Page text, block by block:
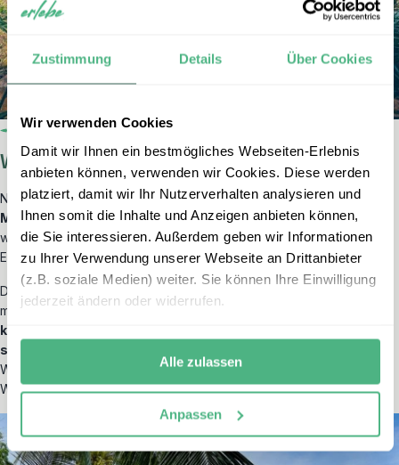
Zustimmung Details Über Cookies
Wir verwenden Cookies
Damit wir Ihnen ein bestmögliches Webseiten-Erlebnis
anbieten können, verwenden wir Cookies. Diese werden
platziert, damit wir Ihr Nutzerverhalten analysieren und
Ihnen somit die Inhalte und Anzeigen anbieten können,
die Sie interessieren. Außerdem geben wir Informationen
zu Ihrer Verwendung unserer Webseite an Drittanbieter
(z.B. soziale Medien) weiter. Sie können Ihre Einwilligung
jederzeit ändern oder widerrufen.
Alle zulassen
Anpassen
Wandern und Schwimmen am Wasserfall
Nach dem Frühstück ging es los zurWanderung zum Seri-
Mahkota-Wasserfall– ein echtes Highlight. Unsere Schuhe
wurden mit einem speziellen Spray gegen Blutegel behandelt (auf
Englisch „leeches“), was erstaunlich gut funktionierte.
Der Weg durch den ursprünglichen Dschungel war schmal,
matschig und stellenweise abenteuerlich:
klettern, Flussläufe überqueren, sich durchs Dickicht
schlagen.
Wasserfall – perfekt zum Schwimmen und Abkühlen nach der
Wanderung.